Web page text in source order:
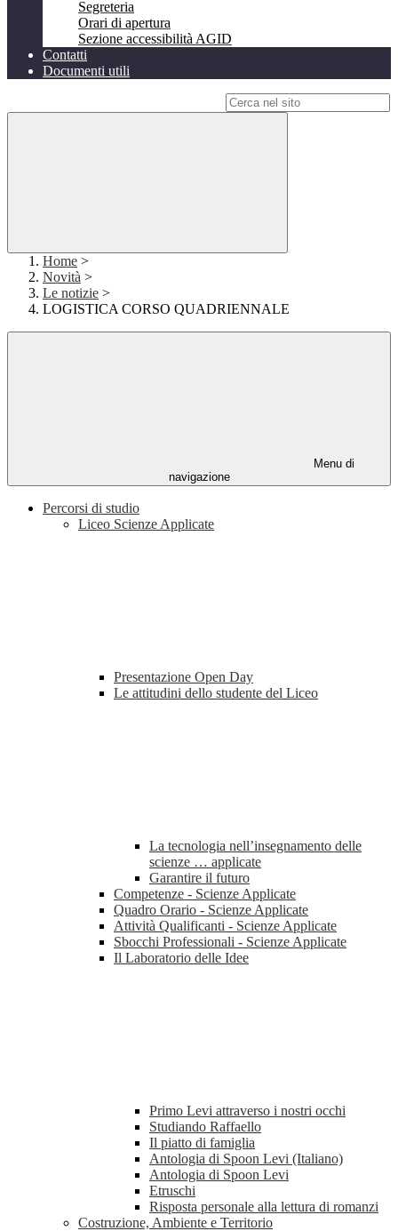
Segreteria
Orari di apertura
Sezione accessibilità AGID
Contatti
Documenti utili
Home >
Novità >
Le notizie >
LOGISTICA CORSO QUADRIENNALE
Menu di
navigazione
Percorsi di studio
Liceo Scienze Applicate
Presentazione Open Day
Le attitudini dello studente del Liceo
La tecnologia nell’insegnamento delle
scienze … applicate
Garantire il futuro
Competenze - Scienze Applicate
Quadro Orario - Scienze Applicate
Attività Qualificanti - Scienze Applicate
Sbocchi Professionali - Scienze Applicate
Il Laboratorio delle Idee
Primo Levi attraverso i nostri occhi
Studiando Raffaello
Il piatto di famiglia
Antologia di Spoon Levi (Italiano)
Antologia di Spoon Levi
Etruschi
Risposta personale alla lettura di romanzi
Costruzione, Ambiente e Territorio